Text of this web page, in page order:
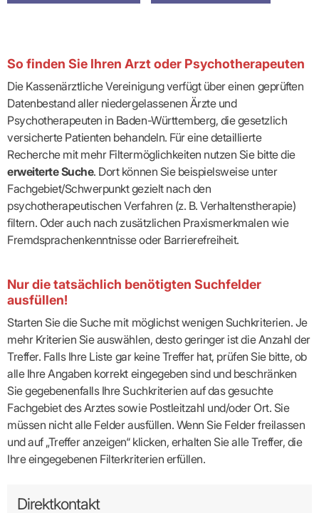
So finden Sie Ihren Arzt oder Psychotherapeuten
Die Kassenärztliche Vereinigung verfügt über einen geprüften
Datenbestand aller niedergelassenen Ärzte und
Psychotherapeuten in Baden-Württemberg, die gesetzlich
versicherte Patienten behandeln. Für eine detaillierte
Recherche mit mehr Filtermöglichkeiten nutzen Sie bitte die
erweiterte Suche. Dort können Sie beispielsweise unter
Fachgebiet/Schwerpunkt gezielt nach den
psychotherapeutischen Verfahren (z. B. Verhaltenstherapie)
filtern. Oder auch nach zusätzlichen Praxismerkmalen wie
Fremdsprachenkenntnisse oder Barrierefreiheit.
Nur die tatsächlich benötigten Suchfelder
ausfüllen!
Starten Sie die Suche mit möglichst wenigen Suchkriterien. Je
mehr Kriterien Sie auswählen, desto geringer ist die Anzahl der
Treffer. Falls Ihre Liste gar keine Treffer hat, prüfen Sie bitte, ob
alle Ihre Angaben korrekt eingegeben sind und beschränken
Sie gegebenenfalls Ihre Suchkriterien auf das gesuchte
Fachgebiet des Arztes sowie Postleitzahl und/oder Ort. Sie
müssen nicht alle Felder ausfüllen. Wenn Sie Felder freilassen
und auf „Treffer anzeigen“ klicken, erhalten Sie alle Treffer, die
Ihre eingegebenen Filterkriterien erfüllen.
Direktkontakt